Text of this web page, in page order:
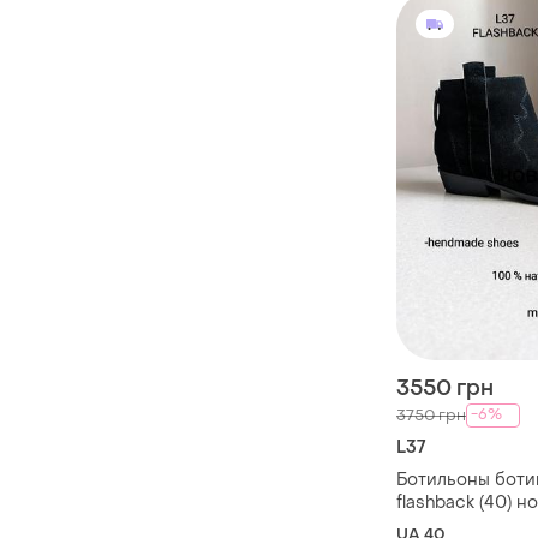
3550 грн
3750 грн -6%
L37
Ботильоны
flashback (40)
из натуральной
UA 40